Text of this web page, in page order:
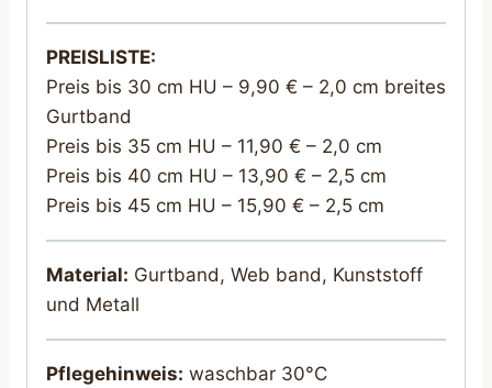
PREISLISTE:
Preis bis 30 cm HU – 9,90 € – 2,0 cm breites
Gurtband
Preis bis 35 cm HU – 11,90 € – 2,0 cm
Preis bis 40 cm HU – 13,90 € – 2,5 cm
Preis bis 45 cm HU – 15,90 € – 2,5 cm
Material: Gurtband, Web band, Kunststoff
und Metall
Pflegehinweis: waschbar 30°C